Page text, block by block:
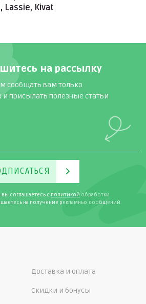
Lassie, Kivat
на рассылку
сообщать вам только
и присылать полезные статьи
соглашаетесь с политикой обработки
на получение рекламных сообщений.
Доставка и оплата
Скидки и бонусы